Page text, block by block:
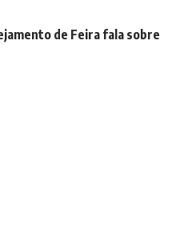
de Feira fala sobre